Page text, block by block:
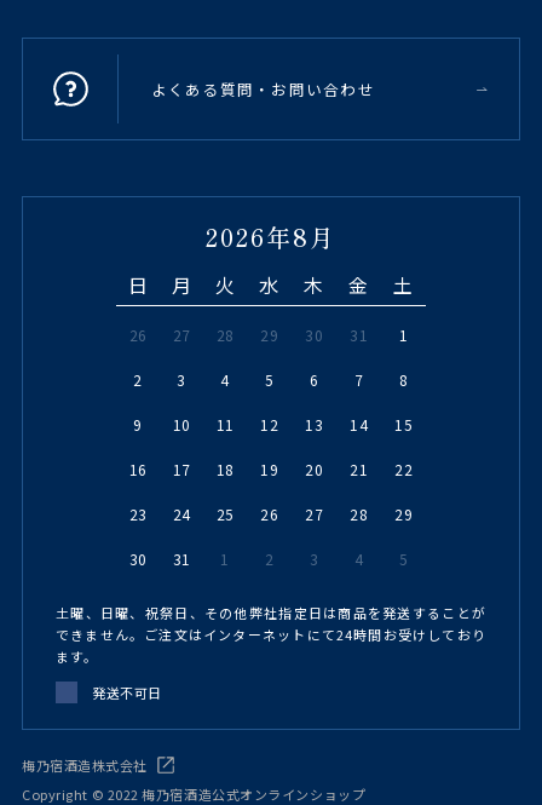
よくある質問・お問い合わせ
2026年8月
日 月 火 水 木 金 土
26 27 28 29 30 31 1
2 3 4 5 6 7 8
9 10 11 12 13 14 15
16 17 18 19 20 21 22
23 24 25 26 27 28 29
30 31 1 2 3 4 5
土曜、日曜、祝祭日、その他弊社指定日は商品を発送することが
できません。ご注文はインターネットにて24時間お受けしており
ます。
発送不可日
梅乃宿酒造株式会社
Copyright © 2022 梅乃宿酒造公式オンラインショップ